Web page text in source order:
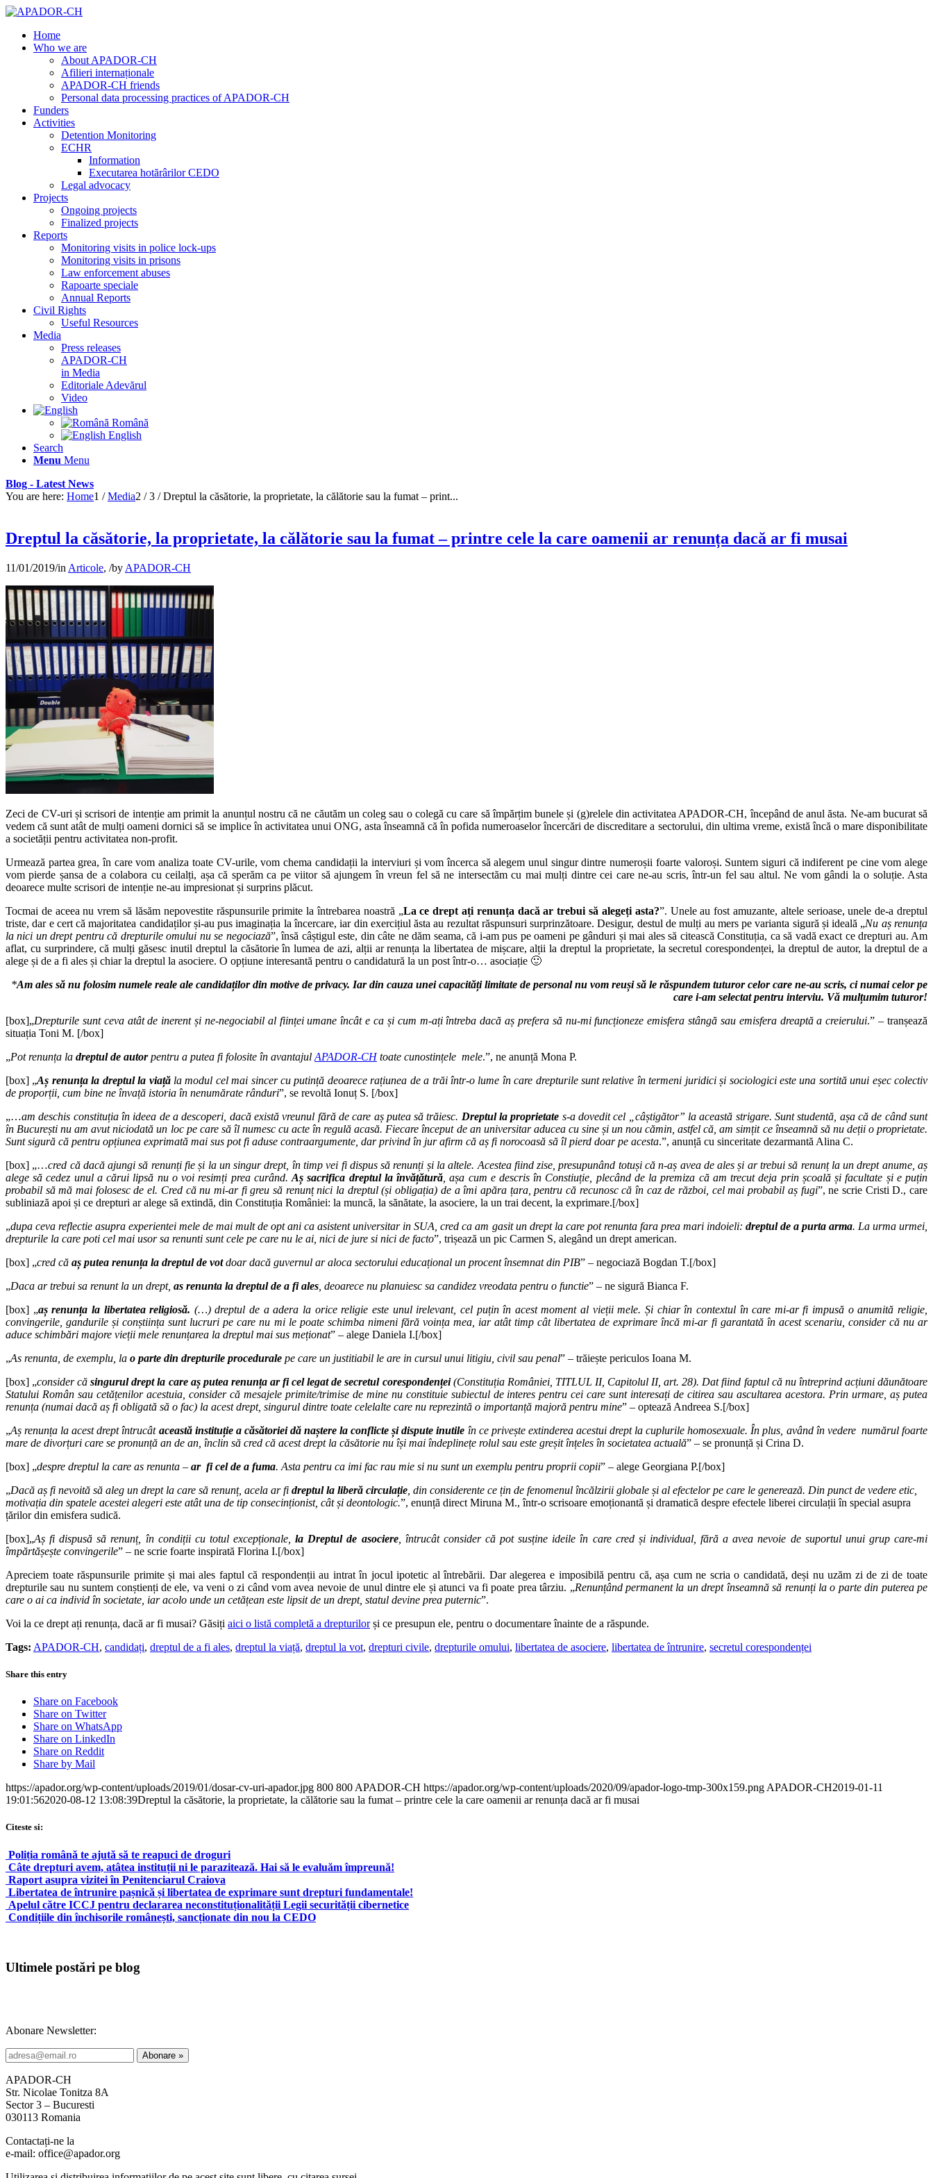
Home
Who we are
About APADOR-CH
Afilieri internaționale
APADOR-CH friends
Personal data processing practices of APADOR-CH
Funders
Activities
Detention Monitoring
ECHR
Information
Executarea hotărârilor CEDO
Legal advocacy
Projects
Ongoing projects
Finalized projects
Reports
Monitoring visits in police lock-ups
Monitoring visits in prisons
Law enforcement abuses
Rapoarte speciale
Annual Reports
Civil Rights
Useful Resources
Media
Press releases
APADOR-CH
in Media
Editoriale Adevărul
Video
Română
English
Search
Menu Menu
Blog - Latest News
You are here: Home1 / Media2 / 3 / Dreptul la căsătorie, la proprietate, la călătorie sau la fumat – print...
Dreptul la căsătorie, la proprietate, la călătorie sau la fumat – printre cele la care oamenii ar renunța dacă ar fi musai
11/01/2019/in Articole, /by APADOR-CH
Zeci de CV-uri și scrisori de intenție am primit la anunțul nostru că ne căutăm un coleg sau o colegă cu care să împărțim bunele și (g)relele din activitatea APADOR-CH, începând de anul ăsta. Ne-am bucurat să
vedem că sunt atât de mulți oameni dornici să se implice în activitatea unui ONG, asta înseamnă că în pofida numeroaselor încercări de discreditare a sectorului, din ultima vreme, există încă o mare disponibilitate
a societății pentru activitatea non-profit.
Urmează partea grea, în care vom analiza toate CV-urile, vom chema candidații la interviuri și vom încerca să alegem unul singur dintre numeroșii foarte valoroși. Suntem siguri că indiferent pe cine vom alege
vom pierde șansa de a colabora cu ceilalți, așa că sperăm ca pe viitor să ajungem în vreun fel să ne intersectăm cu mai mulți dintre cei care ne-au scris, într-un fel sau altul. Ne vom gândi la o soluție. Asta
deoarece multe scrisori de intenție ne-au impresionat și surprins plăcut.
Tocmai de aceea nu vrem să lăsăm nepovestite răspunsurile primite la întrebarea noastră „La ce drept ați renunța dacă ar trebui să alegeți asta?”. Unele au fost amuzante, altele serioase, unele de-a dreptul
triste, dar e cert că majoritatea candidaților și-au pus imaginația la încercare, iar din exercițiul ăsta au rezultat răspunsuri surprinzătoare. Desigur, destul de mulți au mers pe varianta sigură și ideală „Nu aș renunța
la nici un drept pentru că drepturile omului nu se negociază”, însă câștigul este, din câte ne dăm seama, că i-am pus pe oameni pe gânduri și mai ales să citească Constituția, ca să vadă exact ce drepturi au. Am
aflat, cu surprindere, că mulți găsesc inutil dreptul la căsătorie în lumea de azi, alții ar renunța la libertatea de mișcare, alții la dreptul la proprietate, la secretul corespondenței, la dreptul de autor, la dreptul de a
alege și de a fi ales și chiar la dreptul la asociere. O opțiune interesantă pentru o candidatură la un post într-o… asociație 🙂
*Am ales să nu folosim numele reale ale candidaților din motive de privacy. Iar din cauza unei capacități limitate de personal nu vom reuși să le răspundem tuturor celor care ne-au scris, ci numai celor pe
care i-am selectat pentru interviu. Vă mulțumim tuturor!
[box]„Drepturile sunt ceva atât de inerent și ne-negociabil al ființei umane încât e ca și cum m-ați întreba dacă aș prefera să nu-mi funcționeze emisfera stângă sau emisfera dreaptă a creierului.” – tranșează
situația Toni M. [/box]
„Pot renunța la dreptul de autorpentru a putea fi folosite în avantajul APADOR-CHtoate cunostințele mele.”, ne anunță Mona P.
[box] „Aș renunța la dreptul la viațăla modul cel mai sincer cu putință deoarece rațiunea de a trăi într-o lume în care drepturile sunt relative în termeni juridici și sociologici este una sortită unui eșec colectiv
de proporții, cum bine ne învață istoria în nenumărate rânduri”, se revoltă Ionuț S. [/box]
„…am deschis constituția în ideea de a descoperi, dacă există vreunul fără de care aș putea să trăiesc. Dreptul la proprietate s-a dovedit cel „câștigător” la această strigare. Sunt studentă, așa că de când sunt
în București nu am avut niciodată un loc pe care să îl numesc cu acte în regulă acasă. Fiecare început de an universitar aducea cu sine și un nou cămin, astfel că, am simțit ce înseamnă să nu deții o proprietate.
Sunt sigură că pentru opțiunea exprimată mai sus pot fi aduse contraargumente, dar privind în jur afirm că aș fi norocoasă să îl pierd doar pe acesta.”, anunță cu sinceritate dezarmantă Alina C.
[box] „…cred că dacă ajungi să renunți fie și la un singur drept, în timp vei fi dispus să renunți și la altele. Acestea fiind zise, presupunând totuși că n-aș avea de ales și ar trebui să renunț la un drept anume, aș
alege să cedez unul a cărui lipsă nu o voi resimți prea curând.Aș sacrifica dreptul la învățătură , așa cum e descris în Constiuție, plecând de la premiza că am trecut deja prin școală și facultate și e puțin
probabil să mă mai folosesc de el. Cred că nu mi-ar fi greu să renunț nici la dreptul (și obligația) de a îmi apăra țara, pentru că recunosc că în caz de război, cel mai probabil aș fugi”, ne scrie Cristi D., care
subliniază apoi și ce drepturi ar alege să extindă, din Constituția României: la muncă, la sănătate, la asociere, la un trai decent, la exprimare.[/box]
„dupa ceva reflectie asupra experientei mele de mai mult de opt ani ca asistent universitar in SUA, cred ca am gasit un drept la care pot renunta fara prea mari indoieli: dreptul de a purta arma. La urma urmei,
drepturile la care poti cel mai usor sa renunti sunt cele pe care nu le ai, nici de jure si nici de facto”, trișează un pic Carmen S, alegând un drept american.
[box] „cred că aș putea renunța la dreptul de votdoar dacă guvernul ar aloca sectorului educațional un procent însemnat din PIB” – negociază Bogdan T.[/box]
„Daca ar trebui sa renunt la un drept, as renunta la dreptul de a fi ales , deoarece nu planuiesc sa candidez vreodata pentru o functie” – ne sigură Bianca F.
[box] „aș renunța la libertatea religiosă. (…) dreptul de a adera la orice religie este unul irelevant, cel puțin în acest moment al vieții mele. Și chiar în contextul în care mi-ar fi impusă o anumită religie,
convingerile, gandurile și conștiința sunt lucruri pe care nu mi le poate schimba nimeni fără voința mea, iar atât timp cât libertatea de exprimare încă mi-ar fi garantată în acest scenariu, consider că nu ar
aduce schimbări majore vieții mele renunțarea la dreptul mai sus meționat” – alege Daniela I.[/box]
„As renunta, de exemplu, la o parte din drepturile procedurale pe care un justitiabil le are in cursul unui litigiu, civil sau penal” – trăiește periculos Ioana M.
[box] „consider căsingurul drept la care aș putea renunța ar fi cel legat de secretul corespondenței(Constituția României, TITLUL II, Capitolul II, art. 28). Dat fiind faptul că nu întreprind acțiuni dăunătoare
Statului Român sau cetățenilor acestuia, consider că mesajele primite/trimise de mine nu constituie subiectul de interes pentru cei care sunt interesați de citirea sau ascultarea acestora. Prin urmare, aș putea
renunța (numai dacă aș fi obligată să o fac) la acest drept, singurul dintre toate celelalte care nu reprezintă o importanță majoră pentru mine” – optează Andreea S.[/box]
„Aș renunța la acest drept întrucât această instituție a căsătoriei dă naștere la conflicte și dispute inutile în ce privește extinderea acestui drept la cuplurile homosexuale. În plus, având în vedere numărul foarte
mare de divorțuri care se pronunță an de an, înclin să cred că acest drept la căsătorie nu își mai îndeplinețe rolul sau este greșit înțeles în societatea actuală” – se pronunță și Crina D.
[box] „despre dreptul la care as renunta – ar fi cel de a fuma. Asta pentru ca imi fac rau mie si nu sunt un exemplu pentru proprii copii” – alege Georgiana P.[/box]
„Dacă aș fi nevoită să aleg un drept la care să renunț, acela ar fi dreptul la liberă circulație , din considerente ce țin de fenomenul încălzirii globale și al efectelor pe care le generează. Din punct de vedere etic,
motivația din spatele acestei alegeri este atât una de tip consecinționist, cât și deontologic.”, enunță direct Miruna M., într-o scrisoare emoționantă și dramatică despre efectele liberei circulații în special asupra
țărilor din emisfera sudică.
[box]„Aș fi dispusă să renunț, în condiții cu totul excepționale,la Dreptul de asociere, întrucât consider că pot susține ideile în care cred și individual, fără a avea nevoie de suportul unui grup care-mi
împărtășește convingerile” – ne scrie foarte inspirată Florina I.[/box]
Apreciem toate răspunsurile primite și mai ales faptul că respondenții au intrat în jocul ipotetic al întrebării. Dar alegerea e imposibilă pentru că, așa cum ne scria o candidată, deși nu uzăm zi de zi de toate
drepturile sau nu suntem conștienți de ele, va veni o zi când vom avea nevoie de unul dintre ele și atunci va fi poate prea târziu. „Renunțând permanent la un drept înseamnă să renunți la o parte din puterea pe
care o ai ca individ în societate, iar acolo unde un cetățean este lipsit de un drept, statul devine prea puternic”.
Voi la ce drept ați renunța, dacă ar fi musai? Găsiți aici o listă completă a drepturilorși ce presupun ele, pentru o documentare înainte de a răspunde.
Tags: APADOR-CH, candidați, dreptul de a fi ales, dreptul la viață, dreptul la vot, drepturi civile, drepturile omului, libertatea de asociere, libertatea de întrunire, secretul corespondenței
Share this entry
Share on Facebook
Share on Twitter
Share on WhatsApp
Share on LinkedIn
Share on Reddit
Share by Mail
https://apador.org/wp-content/uploads/2019/01/dosar-cv-uri-apador.jpg 800 800 APADOR-CH https://apador.org/wp-content/uploads/2020/09/apador-logo-tmp-300x159.png APADOR-CH2019-01-11
19:01:562020-08-12 13:08:39Dreptul la căsătorie, la proprietate, la călătorie sau la fumat – printre cele la care oamenii ar renunța dacă ar fi musai
Citeste si:
Poliția română te ajută să te reapuci de droguri
Câte drepturi avem, atâtea instituții ni le parazitează. Hai să le evaluăm împreună!
Raport asupra vizitei în Penitenciarul Craiova
Libertatea de întrunire pașnică și libertatea de exprimare sunt drepturi fundamentale!
Apelul către ICCJ pentru declararea neconstituționalității Legii securității cibernetice
Condițiile din închisorile românești, sancționate din nou la CEDO
Ultimele postări pe blog
Abonare Newsletter:
APADOR-CH
Str. Nicolae Tonitza 8A
Sector 3 – Bucuresti
030113 Romania
Contactați-ne la
e-mail: office@apador.org